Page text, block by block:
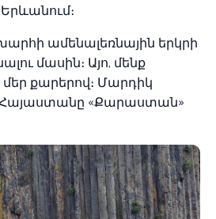
ամենալեռնային երկրի
մասին։ Այո, մենք
քարերով։ Մարդիկ
Հայաստանը «Քարաստան»